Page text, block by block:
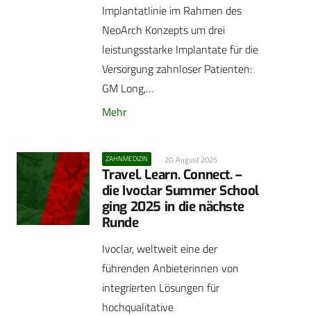
Implantatlinie im Rahmen des
NeoArch Konzepts um drei
leistungsstarke Implantate für die
Versorgung zahnloser Patienten:
GM Long,…
Mehr
ZAHNMEDIZIN 20. August 2025
Travel. Learn. Connect. –
die Ivoclar Summer School
ging 2025 in die nächste
Runde
Ivoclar, weltweit eine der
führenden Anbieterinnen von
integrierten Lösungen für
hochqualitative